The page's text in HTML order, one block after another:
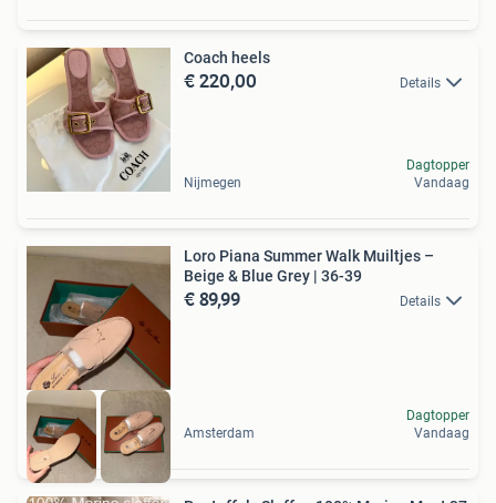
Coach heels
€ 220,00 Details
Nijmegen
Dagtopper
Vandaag
Loro Piana Summer Walk Muiltjes –
Beige & Blue Grey | 36-39
€ 89,99 Details
Amsterdam
Dagtopper
Vandaag